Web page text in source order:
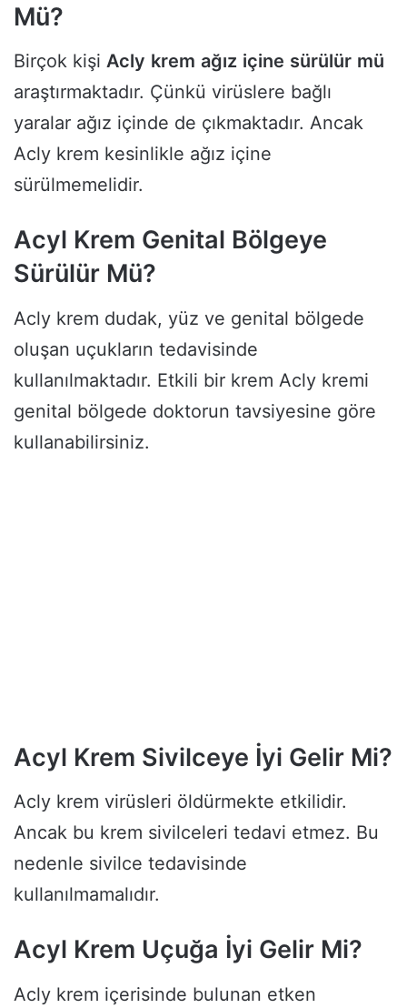
Mü?
Birçok kişi Acly krem ağız içine sürülür mü
araştırmaktadır. Çünkü virüslere bağlı
yaralar ağız içinde de çıkmaktadır. Ancak
Acly krem kesinlikle ağız içine
sürülmemelidir.
Acyl Krem Genital Bölgeye
Sürülür Mü?
Acly krem dudak, yüz ve genital bölgede
oluşan uçukların tedavisinde
kullanılmaktadır. Etkili bir krem Acly kremi
genital bölgede doktorun tavsiyesine göre
kullanabilirsiniz.
Acyl Krem Sivilceye İyi Gelir Mi?
Acly krem virüsleri öldürmekte etkilidir.
Ancak bu krem sivilceleri tedavi etmez. Bu
nedenle sivilce tedavisinde
kullanılmamalıdır.
Acyl Krem Uçuğa İyi Gelir Mi?
Acly krem içerisinde bulunan etken